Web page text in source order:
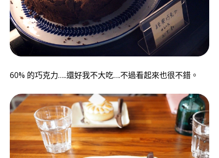
60% 的巧克力…..還好我不大吃….不過看起來也很不錯。